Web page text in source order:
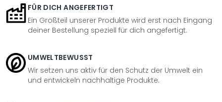
FÜR DICH ANGEFERTIGT
Ein Großteil unserer Produkte wird erst nach Eingang
deiner Bestellung speziell für dich angefertigt.
UMWELTBEWUSST
Wir setzen uns aktiv für den Schutz der Umwelt ein
und entwickeln nachhaltige Produkte.